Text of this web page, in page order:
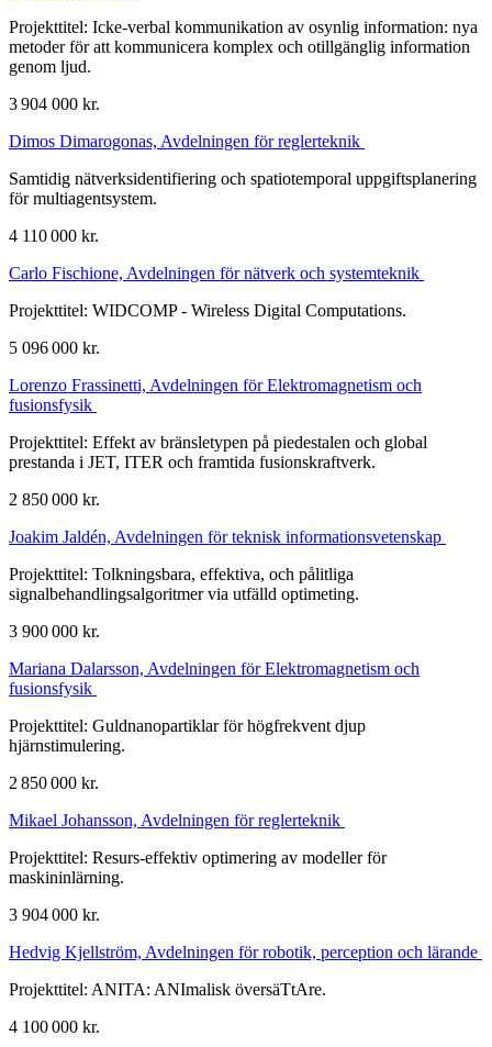
Projekttitel: Icke-verbal kommunikation av osynlig information: nya
metoder för att kommunicera komplex och otillgänglig information
genom ljud.
3 904 000 kr.
Dimos Dimarogonas, Avdelningen för reglerteknik
Samtidig nätverksidentifiering och spatiotemporal uppgiftsplanering
för multiagentsystem.
4 110 000 kr.
Carlo Fischione, Avdelningen för nätverk och systemteknik
Projekttitel: WIDCOMP - Wireless Digital Computations.
5 096 000 kr.
Lorenzo Frassinetti, Avdelningen för Elektromagnetism och
fusionsfysik
Projekttitel: Effekt av bränsletypen på piedestalen och global
prestanda i JET, ITER och framtida fusionskraftverk.
2 850 000 kr.
Joakim Jaldén, Avdelningen för teknisk informationsvetenskap
Projekttitel: Tolkningsbara, effektiva, och pålitliga
signalbehandlingsalgoritmer via utfälld optimeting.
3 900 000 kr.
Mariana Dalarsson, Avdelningen för Elektromagnetism och
fusionsfysik
Projekttitel: Guldnanopartiklar för högfrekvent djup
hjärnstimulering.
2 850 000 kr.
Mikael Johansson, Avdelningen för reglerteknik
Projekttitel: Resurs-effektiv optimering av modeller för
maskininlärning.
3 904 000 kr.
Hedvig Kjellström, Avdelningen för robotik, perception och lärande
Projekttitel: ANITA: ANImalisk översäTtAre.
4 100 000 kr.